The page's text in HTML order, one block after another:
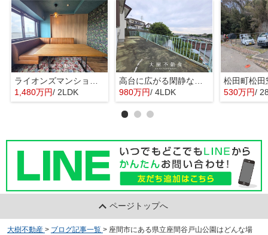
1,480万円/ 2LDK
980万円/ 4LDK 530万円/
ページトップへ
大樹不動産 > ブログ記事一覧 > 座間市にある県立座間谷戸山公園はどんな場